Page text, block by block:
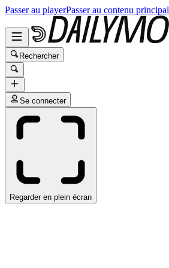
Passer au playerPasser au contenu principal
Rechercher
Se connecter
Regarder en plein écran